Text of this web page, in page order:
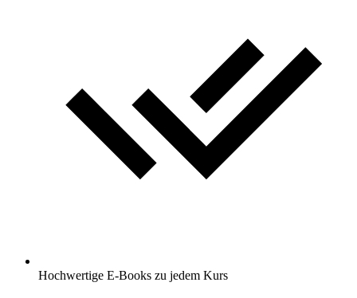
Hochwertige E-Books zu jedem Kurs